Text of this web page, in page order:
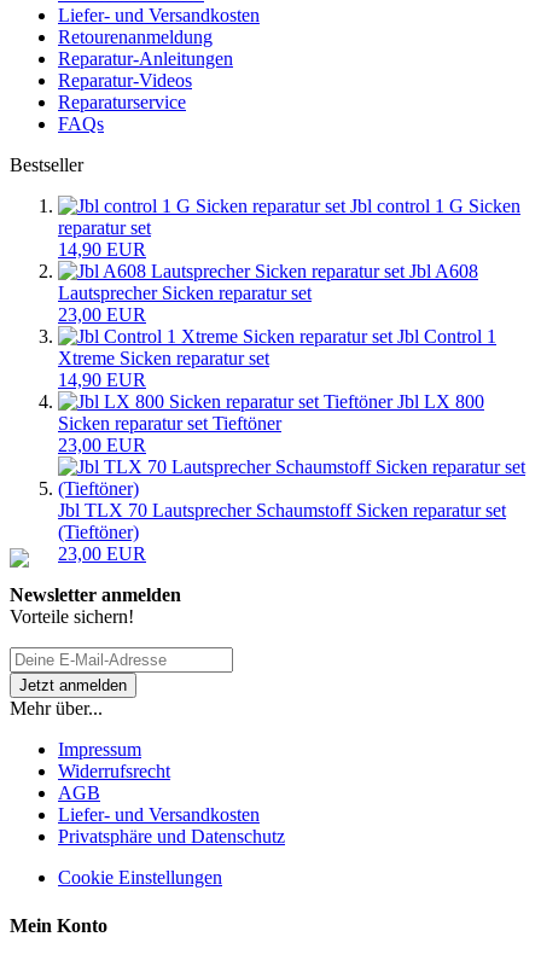
Liefer- und Versandkosten
Retourenanmeldung
Reparatur-Anleitungen
Reparatur-Videos
Reparaturservice
FAQs
Bestseller
Jbl control 1 G Sicken
reparatur set
14,90 EUR
Jbl A608
Lautsprecher Sicken reparatur set
23,00 EUR
Jbl Control 1
Xtreme Sicken reparatur set
14,90 EUR
Jbl LX 800
Sicken reparatur set Tieftöner
23,00 EUR
Jbl TLX 70 Lautsprecher Schaumstoff Sicken reparatur set
(Tieftöner)
23,00 EUR
Newsletter anmelden
Vorteile sichern!
Mehr über...
Impressum
Widerrufsrecht
AGB
Liefer- und Versandkosten
Privatsphäre und Datenschutz
Cookie Einstellungen
Mein Konto